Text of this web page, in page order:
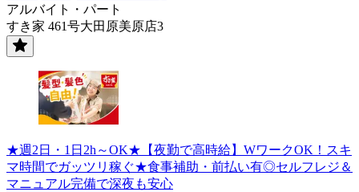
アルバイト・パート
すき家 461号大田原美原店3
★週2日・1日2h～OK★【夜勤で高時給】WワークOK！スキ
マ時間でガッツリ稼ぐ★食事補助・前払い有◎セルフレジ＆
マニュアル完備で深夜も安心